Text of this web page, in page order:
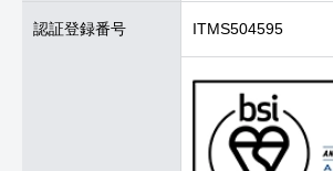
認証登録番号 ITMS504595